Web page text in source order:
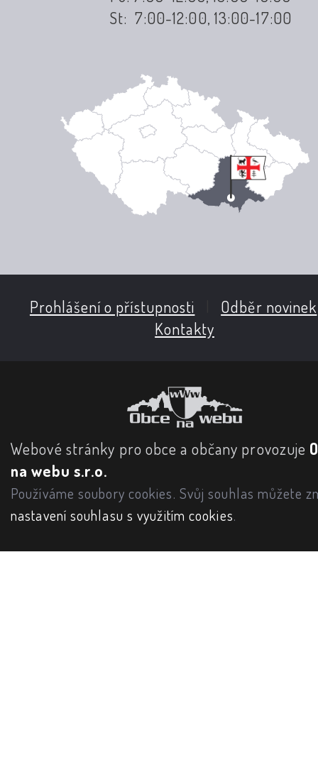
St: 7:00-12:00, 13:00-17:00
Prohlášení o přístupnosti Odběr novinek
Kontakty
Webové stránky pro obce a občany provozuje
na webu s.r.o.
Používáme soubory cookies. Svůj souhlas můžete
nastavení souhlasu s využitím cookies.